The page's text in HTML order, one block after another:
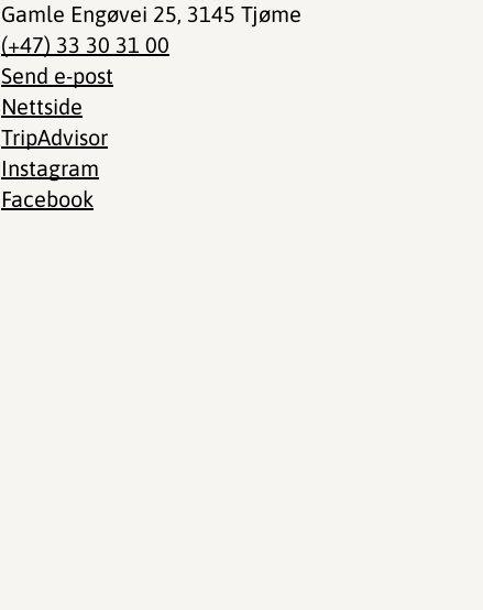
Gamle Engøvei 25, 3145 Tjøme
(+47) 33 30 31 00
Send e-post
Nettside
TripAdvisor
Instagram
Facebook